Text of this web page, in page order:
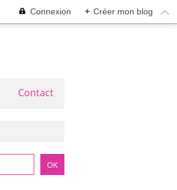
Connexion + Créer mon blog
Contact